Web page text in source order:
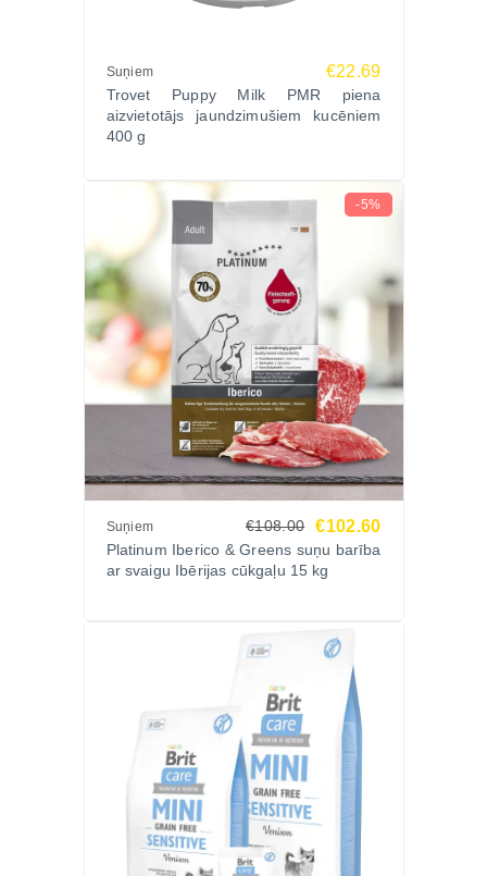
Suņiem €22.69
Trovet Puppy Milk PMR piena
aizvietotājs jaundzimušiem kucēniem
400 g
-5%
Suņiem €108.00 €102.60
Platinum Iberico & Greens suņu barība
ar svaigu Ibērijas cūkgaļu 15 kg